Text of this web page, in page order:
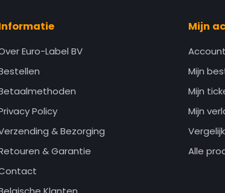
Euro-Label BV
Policy
& Bezorging
& Garantie
Mijn
Mijn
Mijn
Mijn
Vergelijk
Alle